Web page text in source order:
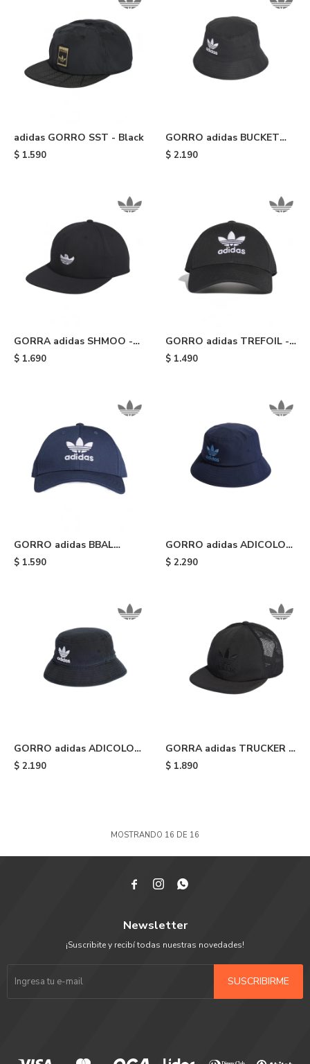
adidas GORRO SST - Black
$ 1.590
GORRO adidas BUCKET
HAT - Black
$ 2.190
GORRA adidas SHMOO -
Black
$ 1.690
GORRO adidas TREFOIL -
Black
$ 1.490
GORRO adidas BBAL
TRIFOLIO - Dark Blue
$ 1.590
GORRO adidas ADICOLOR
ARCHIVE - Blue
$ 2.290
GORRO adidas ADICOLOR
CLASSIC STONEWASHED -
$ 2.190
GORRA adidas TRUCKER -
Black
$ 1.890
MOSTRANDO 16 DE 16
  
Newsletter
¡Suscribite y recibí todas nuestras novedades!
SUSCRIBIRME